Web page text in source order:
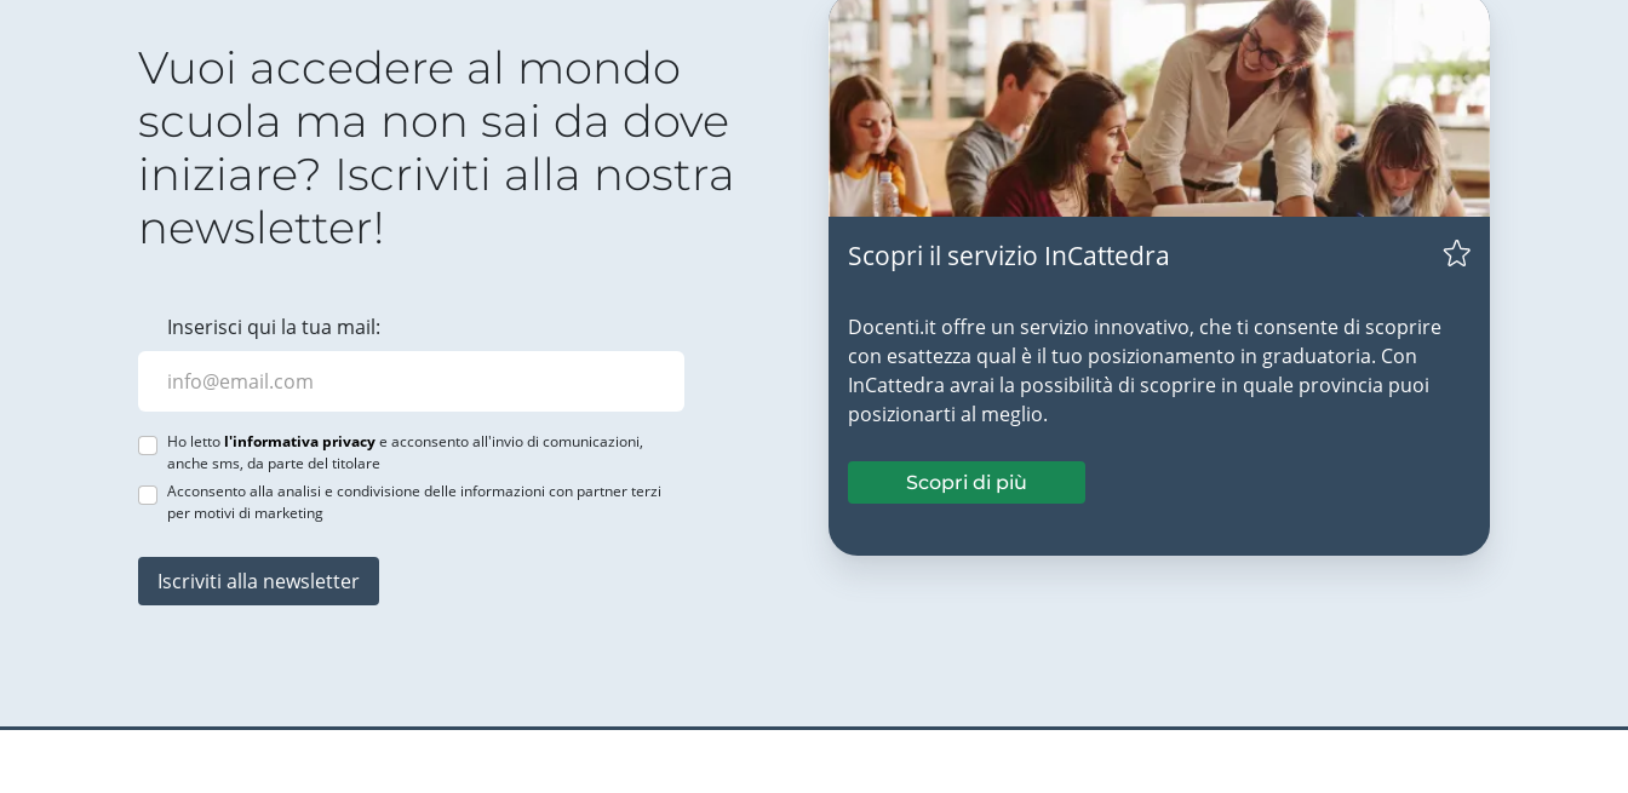
Vuoi accedere al mondo
scuola ma non sai da dove
iniziare? Iscriviti alla nostra
newsletter!
Inserisci qui la tua mail:
Ho letto l'informativa privacye acconsento all'invio di comunicazioni,
anche sms, da parte del titolare
Acconsento alla analisi e condivisione delle informazioni con partner terzi
per motivi di marketing
Iscriviti alla newsletter
Scopri il servizio InCattedra
Docenti.it offre un servizio innovativo, che ti consente di scoprire
con esattezza qual è il tuo posizionamento in graduatoria. Con
InCattedra avrai la possibilità di scoprire in quale provincia puoi
posizionarti al meglio.
Scopri di più